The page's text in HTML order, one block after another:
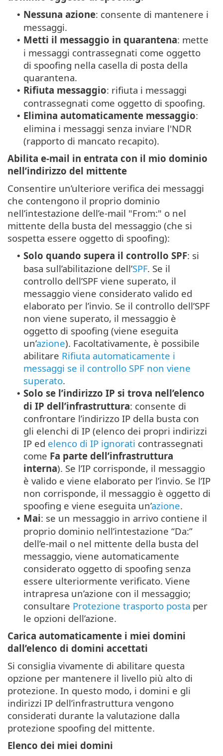
• Nessuna azione: consente di mantenere i
messaggi.
• Metti il messaggio in quarantena: mette
i messaggi contrassegnati come oggetto
di spoofing nella casella di posta della
quarantena.
• Rifiuta messaggio: rifiuta i messaggi
contrassegnati come oggetto di spoofing.
• Elimina automaticamente messaggio:
elimina i messaggi senza inviare l'NDR
(rapporto di mancato recapito).
Abilita e-mail in entrata con il mio dominio
nell’indirizzo del mittente
Consentire un’ulteriore verifica dei messaggi
che contengono il proprio dominio
nell’intestazione dell’e-mail "From:" o nel
mittente della busta del messaggio (che si
sospetta essere oggetto di spoofing):
• Solo quando supera il controllo SPF: si
basa sull’abilitazione dell’SPF. Se il
controllo dell’SPF viene superato, il
messaggio viene considerato valido ed
elaborato per l’invio. Se il controllo dell’SPF
non viene superato, il messaggio è
oggetto di spoofing (viene eseguita
un’azione). Facoltativamente, è possibile
abilitare Rifiuta automaticamente i
messaggi se il controllo SPF non viene
superato.
• Solo se l’indirizzo IP si trova nell’elenco
di IP dell’infrastruttura: consente di
confrontare l’indirizzo IP della busta con
gli elenchi di IP (elenco dei propri indirizzi
IP ed elenco di IP ignorati contrassegnati
come Fa parte dell’infrastruttura
interna). Se l’IP corrisponde, il messaggio
è valido e viene elaborato per l’invio. Se l’IP
non corrisponde, il messaggio è oggetto di
spoofing e viene eseguita un’azione.
• Mai: se un messaggio in arrivo contiene il
proprio dominio nell’intestazione “Da:”
dell’e-mail o nel mittente della busta del
messaggio, viene automaticamente
considerato oggetto di spoofing senza
essere ulteriormente verificato. Viene
intrapresa un’azione con il messaggio;
consultare Protezione trasporto posta per
le opzioni dell’azione.
Carica automaticamente i miei domini
dall’elenco di domini accettati
Si consiglia vivamente di abilitare questa
opzione per mantenere il livello più alto di
protezione. In questo modo, i domini e gli
indirizzi IP dell’infrastruttura vengono
considerati durante la valutazione dalla
protezione spoofing del mittente.
Elenco dei miei domini